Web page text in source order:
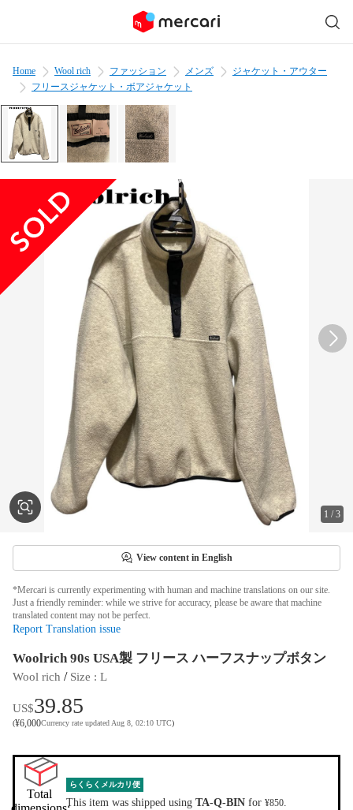
Home Wool rich ファッション メンズ
ジャケット・アウター
フリースジャケット・ボアジャケット
1 /3
View content in English
*Mercari is currently experimenting with human and machine translations on our site.
Just a friendly reminder: while we strive for accuracy, please be aware that machine
translated content may not be perfect.
Report Translation issue
Woolrich 90s USA製 フリース ハーフスナップボタン
Wool rich / Size : L
US$39.85
(¥6,000Currency rate updated Aug 8, 02:10 UTC)
Total
らくらくメルカリ便
This item was shipped using TA-Q-BIN for ¥850.